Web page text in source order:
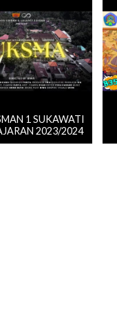
1 SUKAWATI
2023/2024